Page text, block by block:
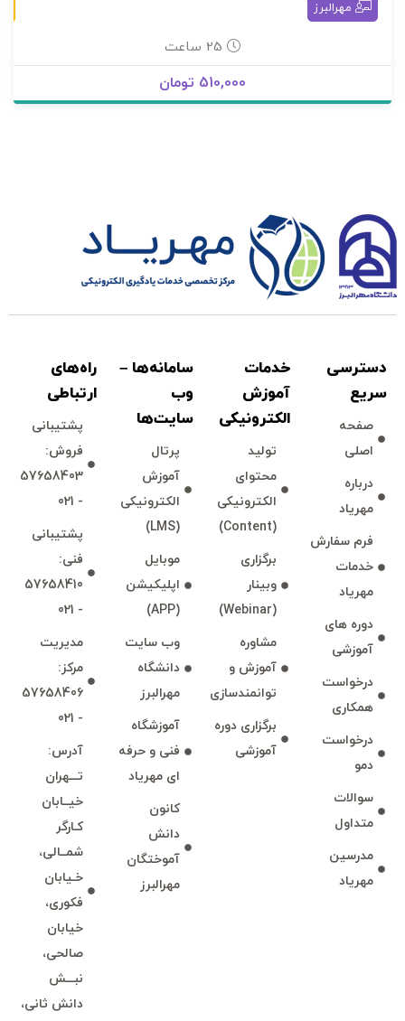
مهرالبرز
25 ساعت
510,000 تومان
دسترسی
سريع
صفحه
اصلی
درباره
مهرياد
فرم سفارش
خدمات
مهرياد
دوره های
آموزشی
درخواست
همكاری
درخواست
دمو
سوالات
متداول
مدرسين
مهرياد
خدمات
آموزش
الكترونیكی
توليد
محتوای
الكترونیكی
(Content)
برگزاری
وبينار
(Webinar)
مشاوره
آموزش و
توانمند‌‌سازی
برگزاری دوره
آموزشی
سامانه‌ها –
وب
سايت‌ها
پرتال
آموزش
الكترونیكی
(LMS)
موبايل
اپليكيشن
(APP)
وب سايت
دانشگاه
مهرالبرز
آموزشگاه
فنی و حرفه
ای مهرياد
كانون
دانش
آموختگان
مهرالبرز
راه‌های
ارتباطی
پشتيبانی
فروش:
57658403
- 021
پشتيبانی
فنی:
57658410
- 021
مديريت
مركز:
57658406
- 021
آدرس:
تـــهران
خيــابان
كـارگر
شمــالی،
خـيابان
فكوری،
خيابان
صالحی،
نبـــش
دانش ثانی،